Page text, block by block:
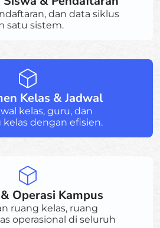
dan data siklus
satu sistem.
Kelas & Jadwal
kelas, guru, dan
dengan efisien.
Operasi Kampus
ruang kelas, ruang
operasional di seluruh